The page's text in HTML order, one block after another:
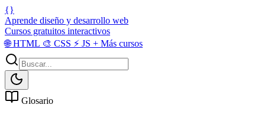
{}
Aprende diseño y desarrollo web
Cursos gratuitos interactivos
🌐HTML 🎨 CSS ⚡ JS + Más cursos
Glosario